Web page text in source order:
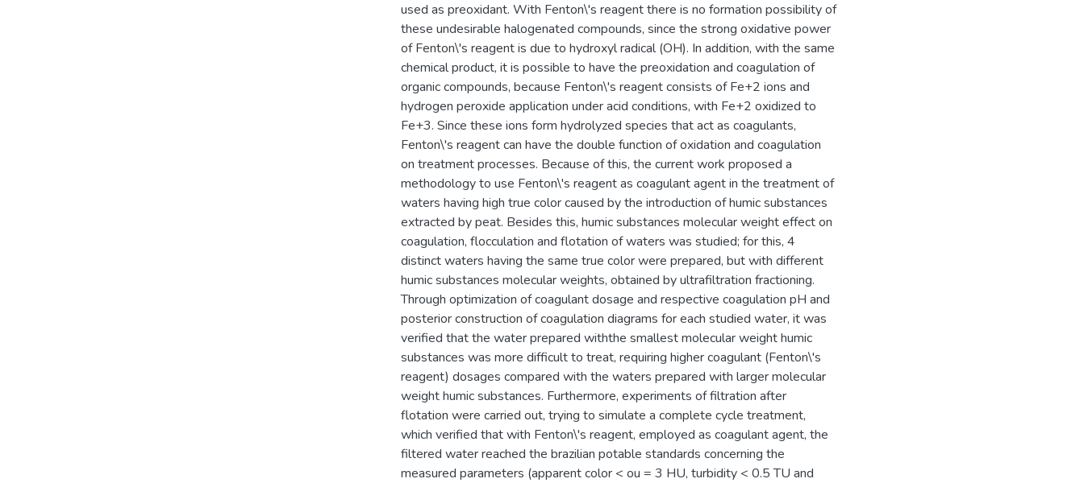
used as preoxidant. With Fenton\'s reagent there is no formation possibility of
these undesirable halogenated compounds, since the strong oxidative power
of Fenton\'s reagent is due to hydroxyl radical (OH). In addition, with the same
chemical product, it is possible to have the preoxidation and coagulation of
organic compounds, because Fenton\'s reagent consists of Fe+2 ions and
hydrogen peroxide application under acid conditions, with Fe+2 oxidized to
Fe+3. Since these ions form hydrolyzed species that act as coagulants,
Fenton\'s reagent can have the double function of oxidation and coagulation
on treatment processes. Because of this, the current work proposed a
methodology to use Fenton\'s reagent as coagulant agent in the treatment of
waters having high true color caused by the introduction of humic substances
extracted by peat. Besides this, humic substances molecular weight effect on
coagulation, flocculation and flotation of waters was studied; for this, 4
distinct waters having the same true color were prepared, but with different
humic substances molecular weights, obtained by ultrafiltration fractioning.
Through optimization of coagulant dosage and respective coagulation pH and
posterior construction of coagulation diagrams for each studied water, it was
verified that the water prepared withthe smallest molecular weight humic
substances was more difficult to treat, requiring higher coagulant (Fenton\'s
reagent) dosages compared with the waters prepared with larger molecular
weight humic substances. Furthermore, experiments of filtration after
flotation were carried out, trying to simulate a complete cycle treatment,
which verified that with Fenton\'s reagent, employed as coagulant agent, the
filtered water reached the brazilian potable standards concerning the
measured parameters (apparent color < ou = 3 HU, turbidity < 0.5 TU and